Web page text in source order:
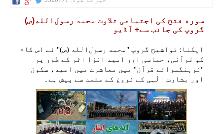
سوره فتح کی اجتماعی تلاوت محمد رسول‌الله(ص)
گروپ کی جانب سے+ آڈیو
ایکنا: تواشیح گروپ "محمد رسول‌الله (ص)" نے اس کام
کو قرآنی، حماسی اور امید افزا اثر کے طور پر
"فرہنگسرائے قرآن" میں معاشرے میں امید، سکون
اور بشارتِ الٰہی کے فروغ کے مقصد سے پیش ہے۔